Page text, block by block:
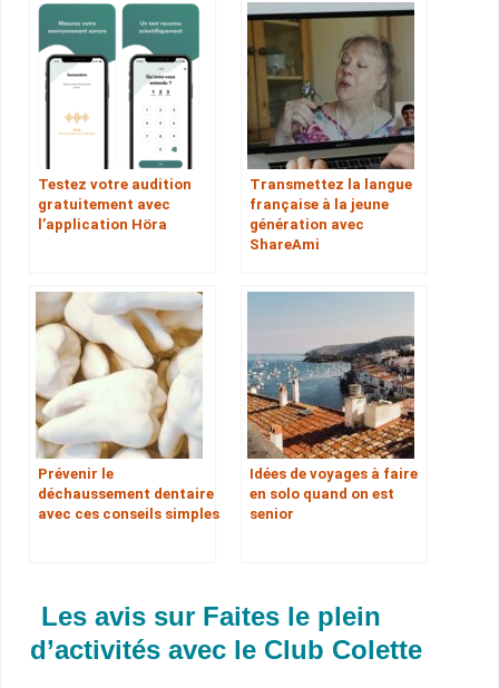
Testez votre audition
gratuitement avec
l’application Höra
Transmettez la langue
française à la jeune
génération avec
ShareAmi
Prévenir le
déchaussement dentaire
avec ces conseils simples
Idées de voyages à faire
en solo quand on est
senior
Les avis sur Faites le plein
d’activités avec le Club Colette